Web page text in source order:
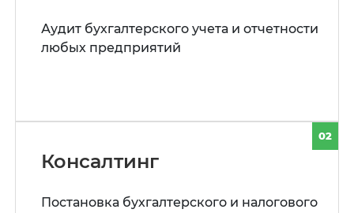
Аудит бухгалтерского учета и отчетности
любых предприятий
02
Консалтинг
Постановка бухгалтерского и налогового